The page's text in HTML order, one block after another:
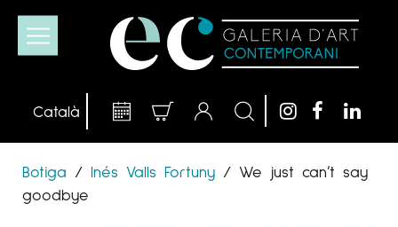
Botiga / Inés Valls Fortuny / We just can’t say
goodbye